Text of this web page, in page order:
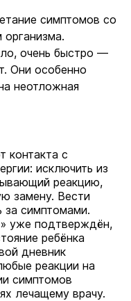
симптомов со
очень быстро —
Они особенно
неотложная
контакта с
исключить из
реакцию,
замену. Вести
за симптомами.
уже подтверждён,
ребёнка
дневник
реакции на
симптомов
лечащему врачу.